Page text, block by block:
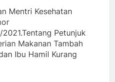
Mentri Kesehatan
2021.Tentang Petunjuk
Makanan Tambah
Ibu Hamil Kurang